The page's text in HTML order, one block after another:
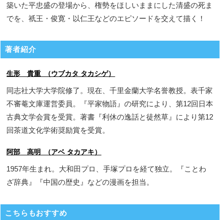
築いた平忠盛の登場から、権勢をほしいままにした清盛の死ま
でを、祇王・俊寛・以仁王などのエピソードを交えて描く！
著者紹介
生形 貴重 （ウブカタ タカシゲ）
同志社大学大学院修了。現在、千里金蘭大学名誉教授。表千家
不審菴文庫運営委員。『平家物語』の研究により、第12回日本
古典文学会賞を受賞。著書『利休の逸話と徒然草』により第12
回茶道文化学術奨励賞を受賞。
阿部 高明 （アベ タカアキ）
1957年生まれ。大和田プロ、手塚プロを経て独立。『ことわ
ざ辞典』『中国の歴史』などの漫画を担当。
こちらもおすすめ